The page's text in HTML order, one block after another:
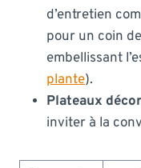
d’entretien
pour un coin
embellissant
plante).
Plateaux
inviter à la